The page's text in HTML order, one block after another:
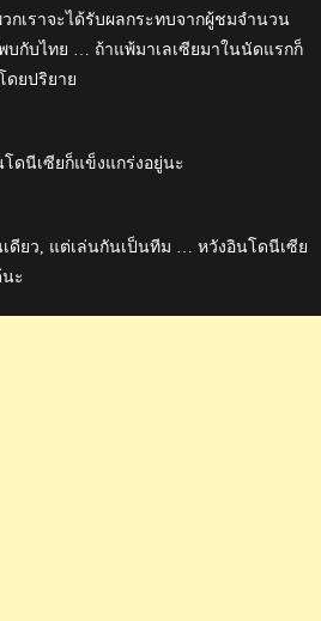
เราจะได้รับผลกระทบจากผู้ชมจำนวน
กับไทย … ถ้าแพ้มาเลเซียมาในนัดแรกก็
ดยปริยาย
ดนีเซียก็แข็งแกร่งอยู่นะ
ดียว, แต่เล่นกันเป็นทีม … หวังอินโดนีเซีย
นะ